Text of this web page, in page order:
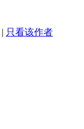
| 只看该作者